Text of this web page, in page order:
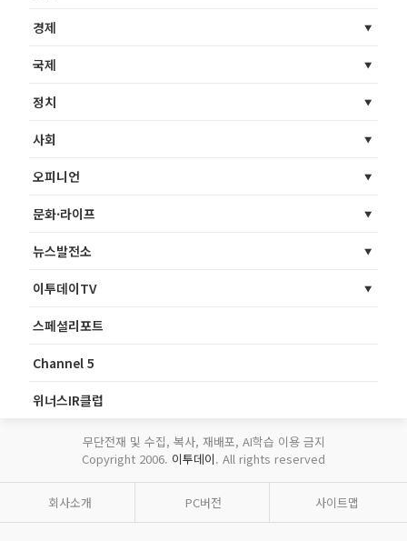
경제
국제
정치
사회
오피니언
문화·라이프
뉴스발전소
이투데이TV
스페셜리포트
Channel 5
위너스IR클럽
무단전재 및 수집, 복사, 재배포, AI학습 이용 금지
Copyright 2006. 이투데이. All rights reserved
회사소개 PC버전 사이트맵